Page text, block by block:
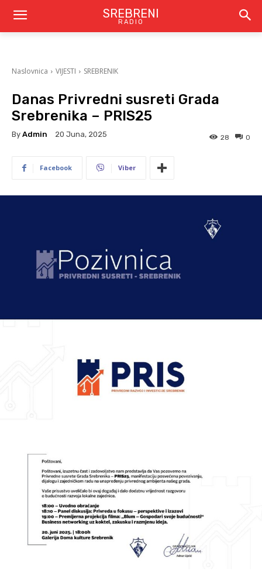
SREBRENI
RADIO
Naslovnica VIJESTI SREBRENIK
Danas Privredni susreti Grada
Srebrenika – PRIS25
By Admin 20 Juna, 2025 0
28
Facebook Viber